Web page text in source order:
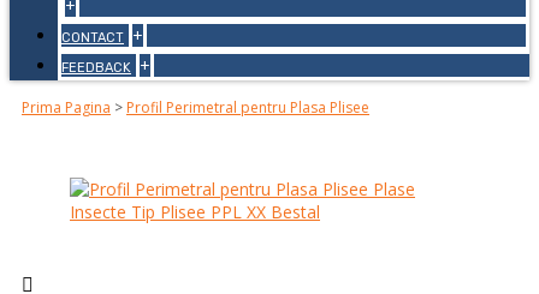
+
CONTACT +
FEEDBACK +
Prima Pagina > Profil Perimetral pentru Plasa Plisee